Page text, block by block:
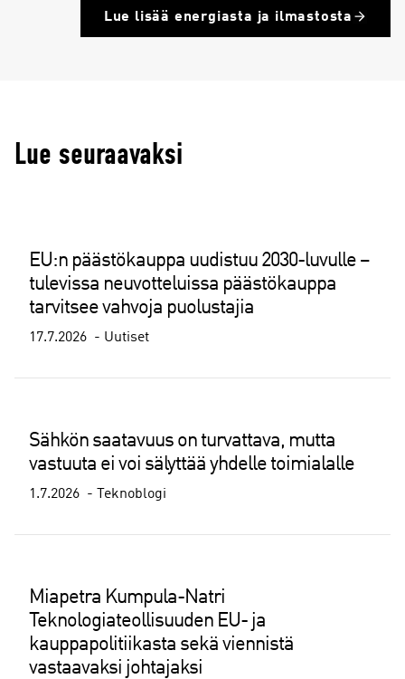
Lue lisää energiasta ja ilmastosta
Lue seuraavaksi
EU:n päästökauppa uudistuu 2030-luvulle –
tulevissa neuvotteluissa päästökauppa
tarvitsee vahvoja puolustajia
17.7.2026 Uutiset
Sähkön saatavuus on turvattava, mutta
vastuuta ei voi sälyttää yhdelle toimialalle
1.7.2026 Teknoblogi
Miapetra Kumpula-Natri
Teknologiateollisuuden EU- ja
kauppapolitiikasta sekä viennistä
vastaavaksi johtajaksi